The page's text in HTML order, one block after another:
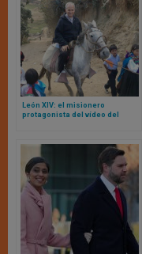
León XIV: el misionero
protagonista del vídeo del